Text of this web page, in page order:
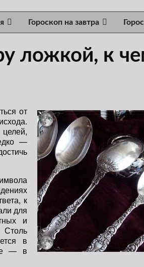
Гороскоп на завтра
ложкой, к
от
—
к
для
и
в
— в